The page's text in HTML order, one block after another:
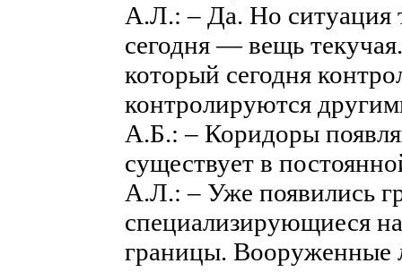
А.Л.: – Да. Но ситуация
сегодня — вещь
который сегодня
контролируются
А.Б.: – Коридоры
существует в
А.Л.: – Уже появились
специализирующиеся
границы. Вооруженные